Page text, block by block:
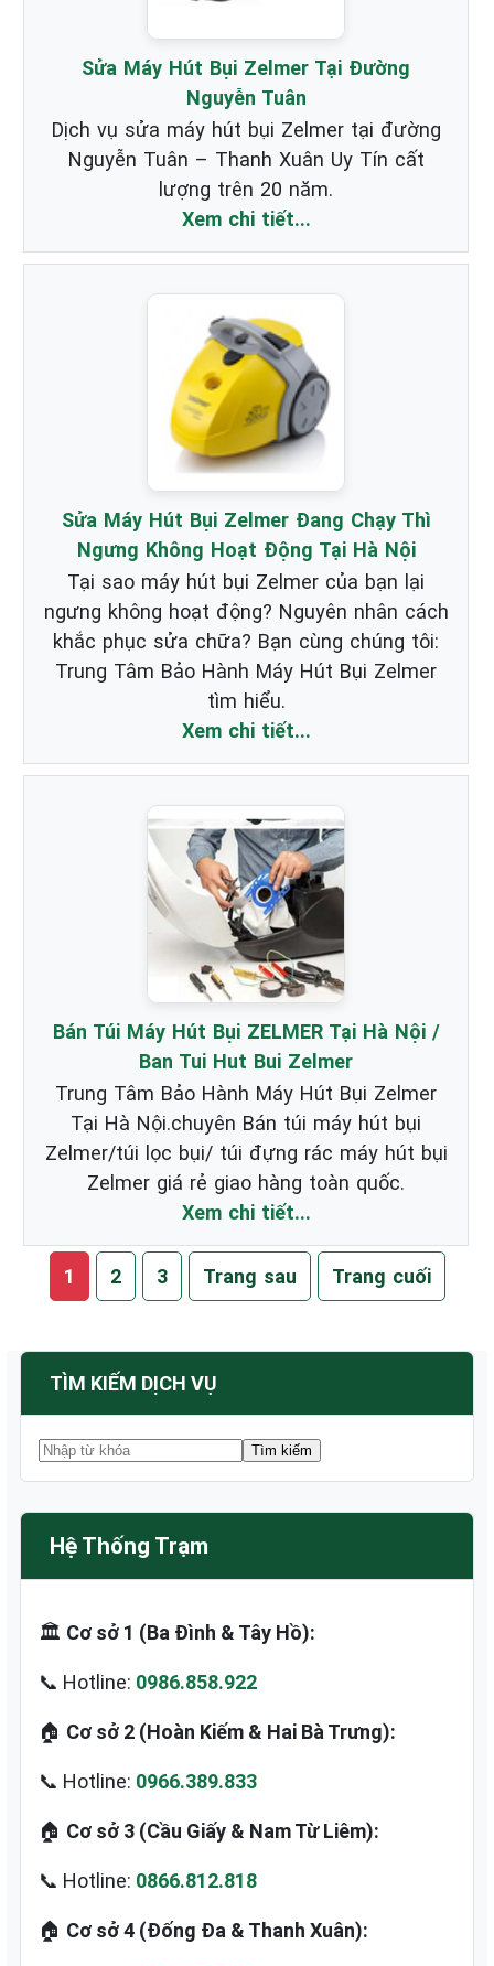
Sửa Máy Hút Bụi Zelmer Tại Đường
Nguyễn Tuân
Dịch vụ sửa máy hút bụi Zelmer tại đường
Nguyễn Tuân – Thanh Xuân Uy Tín cất
lượng trên 20 năm.
Xem chi tiết...
Sửa Máy Hút Bụi Zelmer Đang Chạy Thì
Ngưng Không Hoạt Động Tại Hà Nội
Tại sao máy hút bụi Zelmer của bạn lại
ngưng không hoạt động? Nguyên nhân cách
khắc phục sửa chữa? Bạn cùng chúng tôi:
Trung Tâm Bảo Hành Máy Hút Bụi Zelmer
tìm hiểu.
Xem chi tiết...
Bán Túi Máy Hút Bụi ZELMER Tại Hà Nội /
Ban Tui Hut Bui Zelmer
Trung Tâm Bảo Hành Máy Hút Bụi Zelmer
Tại Hà Nội.chuyên Bán túi máy hút bụi
Zelmer/túi lọc bụi/ túi đựng rác máy hút bụi
Zelmer giá rẻ giao hàng toàn quốc.
Xem chi tiết...
1 2 3 Trang sau Trang cuối
TÌM KIẾM DỊCH VỤ
Hệ Thống Trạm
🏛️ Cơ sở 1 (Ba Đình & Tây Hồ):
📞 Hotline: 0986.858.922
🏠 Cơ sở 2 (Hoàn Kiếm & Hai Bà Trưng):
📞 Hotline: 0966.389.833
🏠 Cơ sở 3 (Cầu Giấy & Nam Từ Liêm):
📞 Hotline: 0866.812.818
🏠 Cơ sở 4 (Đống Đa & Thanh Xuân):